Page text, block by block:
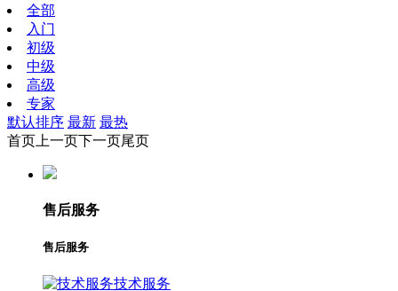
全部
入门
初级
中级
高级
专家
默认排序 最新 最热
首页 上一页下一页尾页
售后服务
售后服务
技术服务